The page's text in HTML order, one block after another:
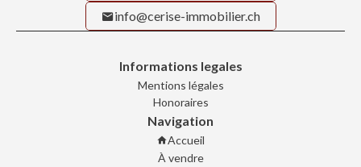
info@cerise-immobilier.ch
Informations legales
Mentions légales
Honoraires
Navigation
Accueil
À vendre